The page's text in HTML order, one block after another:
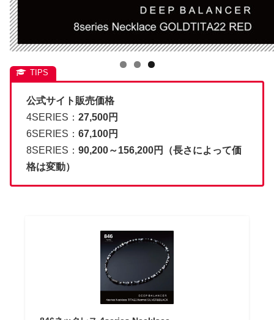
公式サイト販売価格
4SERIES： 27,500円
6SERIES： 67,100円
8SERIES： 90,200～156,200円（長さによって価
格は変動）